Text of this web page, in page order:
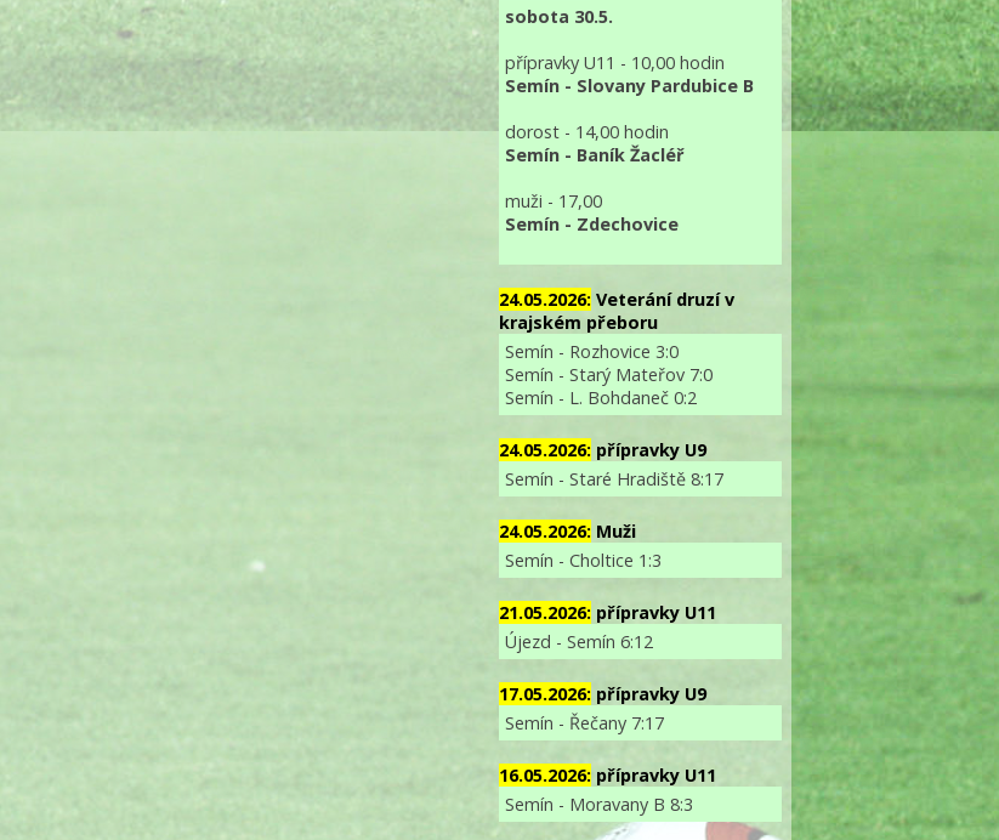
sobota 30.5.
přípravky U11 - 10,00 hodin
Semín - Slovany Pardubice B
dorost - 14,00 hodin
Semín - Baník Žacléř
muži - 17,00
Semín - Zdechovice
24.05.2026: Veterání druzí v
krajském přeboru
Semín - Rozhovice 3:0
Semín - Starý Mateřov 7:0
Semín - L. Bohdaneč 0:2
24.05.2026: přípravky U9
Semín - Staré Hradiště 8:17
24.05.2026: Muži
Semín - Choltice 1:3
21.05.2026: přípravky U11
Újezd - Semín 6:12
17.05.2026: přípravky U9
Semín - Řečany 7:17
16.05.2026: přípravky U11
Semín - Moravany B 8:3